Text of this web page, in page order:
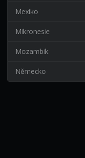
Mexiko
Mikronesie
Mozambik
Německo